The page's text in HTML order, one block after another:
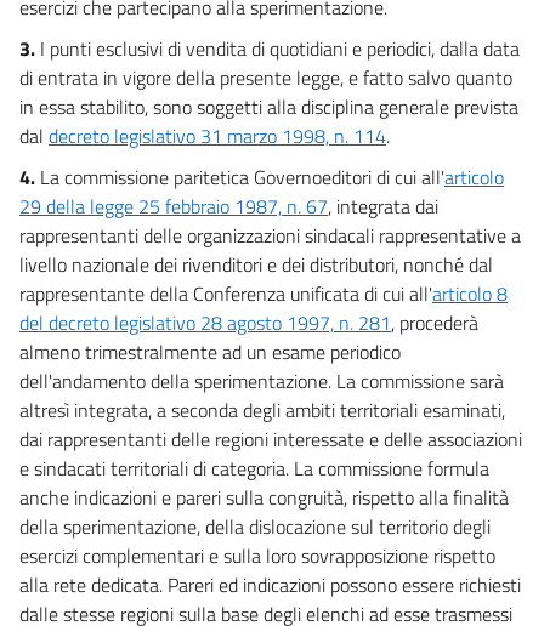
esercizi che partecipano alla sperimentazione.
3. I punti esclusivi di vendita di quotidiani e periodici, dalla data
di entrata in vigore della presente legge, e fatto salvo quanto
in essa stabilito, sono soggetti alla disciplina generale prevista
dal decreto legislativo 31 marzo 1998, n. 114.
4. La commissione paritetica Governoeditori di cui all'articolo
29 della legge 25 febbraio 1987, n. 67, integrata dai
rappresentanti delle organizzazioni sindacali rappresentative a
livello nazionale dei rivenditori e dei distributori, nonché dal
rappresentante della Conferenza unificata di cui all'articolo 8
del decreto legislativo 28 agosto 1997, n. 281, procederà
almeno trimestralmente ad un esame periodico
dell'andamento della sperimentazione. La commissione sarà
altresì integrata, a seconda degli ambiti territoriali esaminati,
dai rappresentanti delle regioni interessate e delle associazioni
e sindacati territoriali di categoria. La commissione formula
anche indicazioni e pareri sulla congruità, rispetto alla finalità
della sperimentazione, della dislocazione sul territorio degli
esercizi complementari e sulla loro sovrapposizione rispetto
alla rete dedicata. Pareri ed indicazioni possono essere richiesti
dalle stesse regioni sulla base degli elenchi ad esse trasmessi